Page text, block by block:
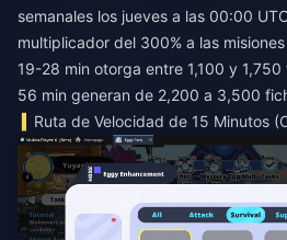
semanales los jueves a las 00:00
multiplicador del 300% a las
19-28 min otorga entre 1,100 y
56 min generan de 2,200 a 3,500
Ruta de Velocidad de 15 Minutos